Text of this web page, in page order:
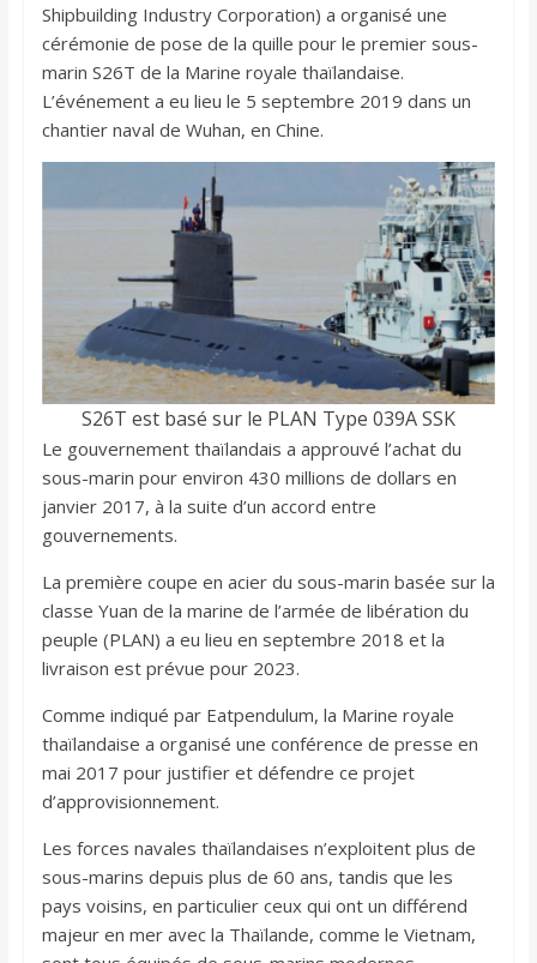
Shipbuilding Industry Corporation) a organisé une
cérémonie de pose de la quille pour le premier sous-
marin S26T de la Marine royale thaïlandaise.
L’événement a eu lieu le 5 septembre 2019 dans un
chantier naval de Wuhan, en Chine.
S26T est basé sur le PLAN Type 039A SSK
Le gouvernement thaïlandais a approuvé l’achat du
sous-marin pour environ 430 millions de dollars en
janvier 2017, à la suite d’un accord entre
gouvernements.
La première coupe en acier du sous-marin basée sur la
classe Yuan de la marine de l’armée de libération du
peuple (PLAN) a eu lieu en septembre 2018 et la
livraison est prévue pour 2023.
Comme indiqué par Eatpendulum, la Marine royale
thaïlandaise a organisé une conférence de presse en
mai 2017 pour justifier et défendre ce projet
d’approvisionnement.
Les forces navales thaïlandaises n’exploitent plus de
sous-marins depuis plus de 60 ans, tandis que les
pays voisins, en particulier ceux qui ont un différend
majeur en mer avec la Thaïlande, comme le Vietnam,